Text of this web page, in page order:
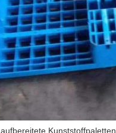
aufbereitete Kunststoffpaletten